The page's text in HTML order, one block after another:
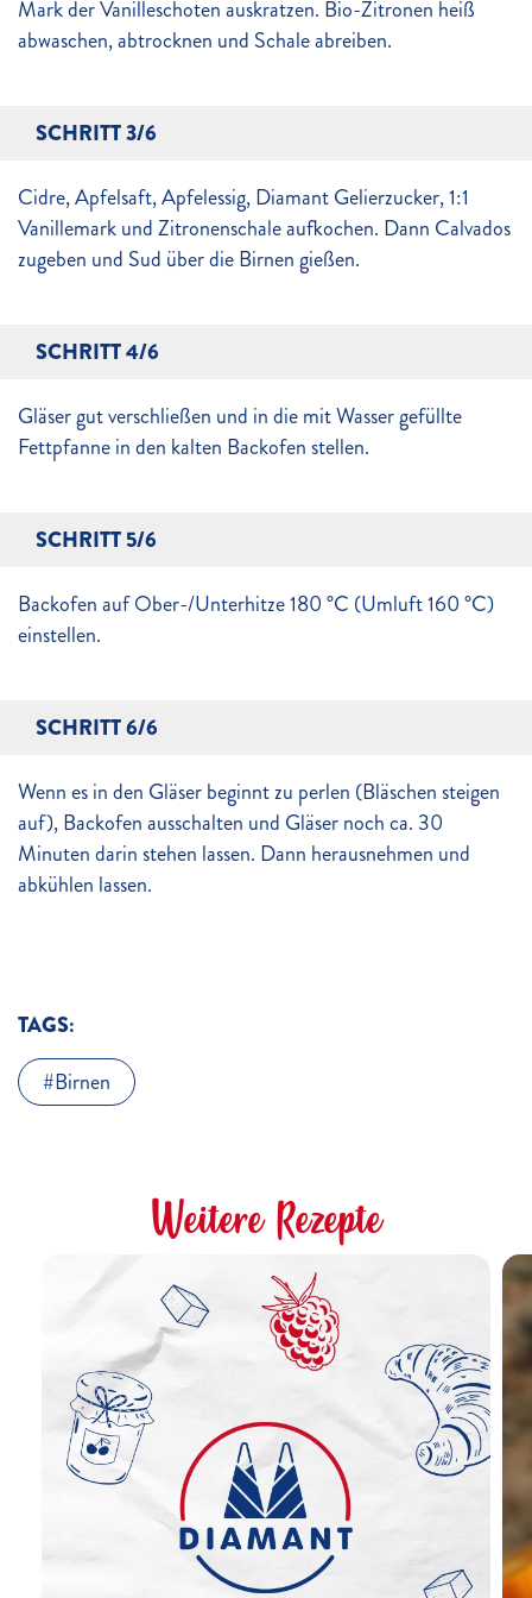
Mark der Vanilleschoten auskratzen. Bio-Zitronen heiß
abwaschen, abtrocknen und Schale abreiben.
SCHRITT 3/6
Cidre, Apfelsaft, Apfelessig, Diamant Gelierzucker, 1:1
Vanillemark und Zitronenschale aufkochen. Dann Calvados
zugeben und Sud über die Birnen gießen.
SCHRITT 4/6
Gläser gut verschließen und in die mit Wasser gefüllte
Fettpfanne in den kalten Backofen stellen.
SCHRITT 5/6
Backofen auf Ober-/Unterhitze 180 °C (Umluft 160 °C)
einstellen.
SCHRITT 6/6
Wenn es in den Gläser beginnt zu perlen (Bläschen steigen
auf), Backofen ausschalten und Gläser noch ca. 30
Minuten darin stehen lassen. Dann herausnehmen und
abkühlen lassen.
TAGS:
Birnen
Weitere Rezepte